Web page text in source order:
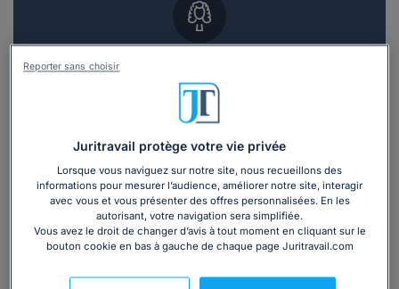
Vous souhaitez un RDV en cabinet avec un
avocat ?
Recevoir des devis d'avocats
3 devis en 48h
Juritravail protège votre vie privée
Lorsque vous naviguez sur notre site, nous recueillons des
informations pour mesurer l’audience, améliorer notre site, interagir
avec vous et vous présenter des offres personnalisées. En les
autorisant, votre navigation sera simplifiée.
Vous avez le droit de changer d’avis à tout moment en cliquant sur le
bouton cookie en bas à gauche de chaque page Juritravail.com
Reporter sans choisir